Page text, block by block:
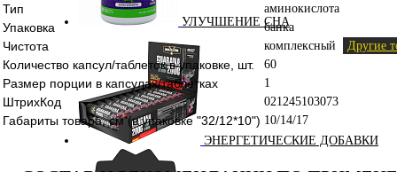
УЛУЧШЕНИЕ СНА
ЭНЕРГЕТИЧЕСКИЕ ДОБАВКИ
Тип аминокислота
Упаковка банка
Чистота комплексный Другие
Количество капсул/таблеток в упаковке, шт. 60
Размер порции в капсулах/таблетках 1
ШтрихКод 021245103073
Габариты товара, см (в упаковке "32/12*10") 10/14/17